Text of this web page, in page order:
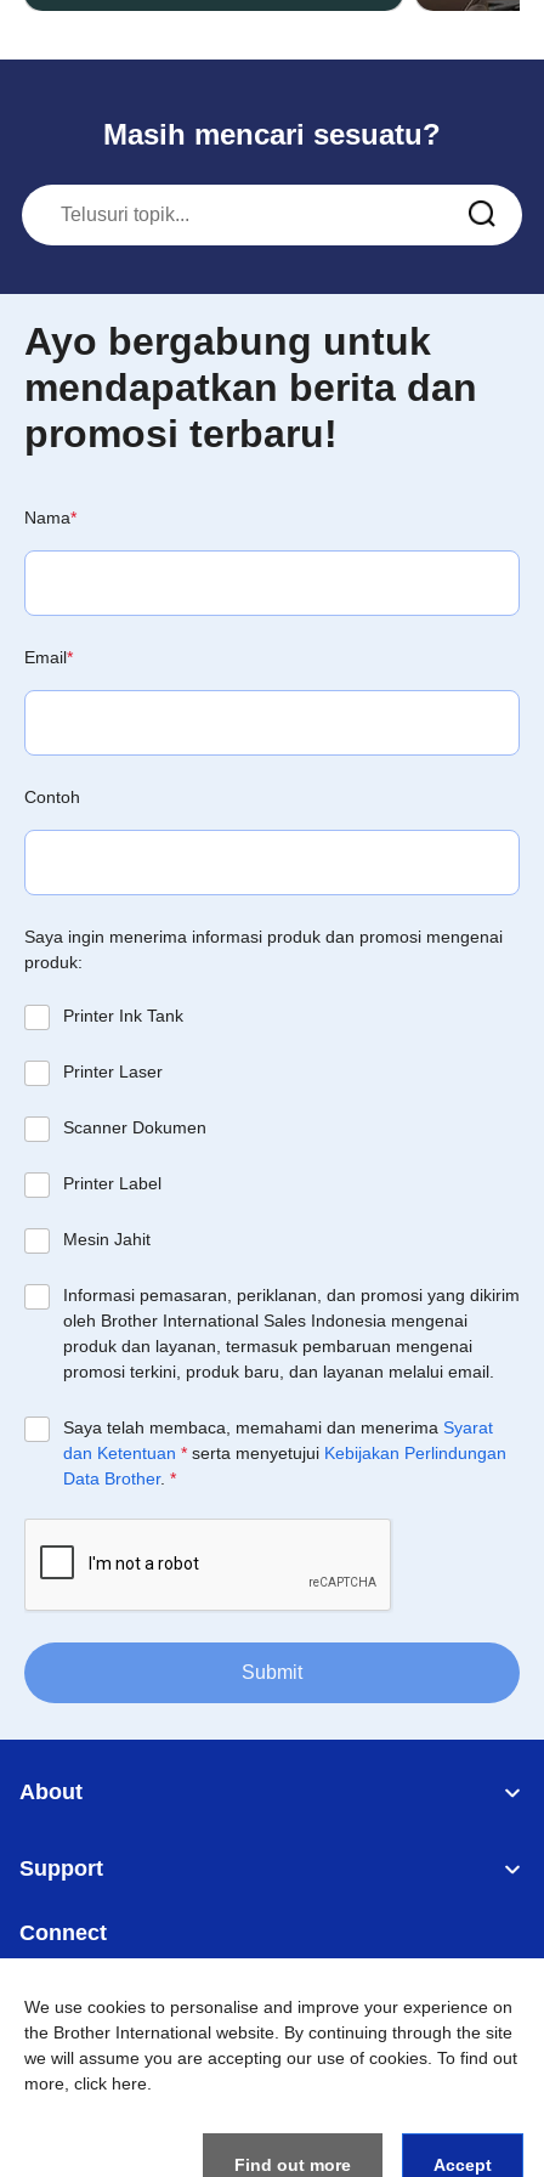
Masih mencari sesuatu?
Ayo bergabung untuk
mendapatkan berita dan
promosi terbaru!
Nama*
Email*
Contoh
Saya ingin menerima informasi produk dan promosi mengenai
produk:
Printer Ink Tank
Printer Laser
Scanner Dokumen
Printer Label
Mesin Jahit
Informasi pemasaran, periklanan, dan promosi yang dikirim
oleh Brother International Sales Indonesia mengenai
produk dan layanan, termasuk pembaruan mengenai
promosi terkini, produk baru, dan layanan melalui email.
Saya telah membaca, memahami dan menerima Syarat
dan Ketentuan * serta menyetujui Kebijakan Perlindungan
Data Brother. *
Submit
About
Support
Connect
Indonesia Jaringan Global
BROTHER INTERNATIONAL SALES INDONESIA All
We use cookies to personalise and improve your experience on
the Brother International website. By continuing through the site
we will assume you are accepting our use of cookies. To find out
more, click here
Find out more Accept